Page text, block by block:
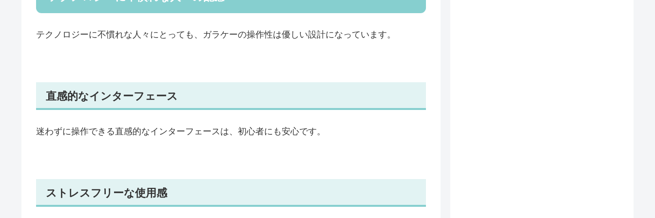
テクノロジーに不慣れな人々にとっても、ガラケーの操作性は優しい設計になっています。
直感的なインターフェース
迷わずに操作できる直感的なインターフェースは、初心者にも安心です。
ストレスフリーな使用感